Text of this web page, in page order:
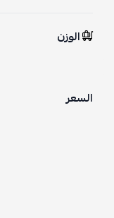
الوزن
السعر